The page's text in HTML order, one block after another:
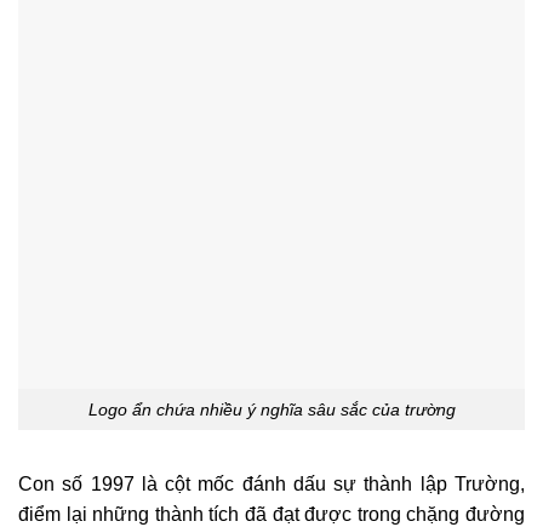
Logo ẩn chứa nhiều ý nghĩa sâu sắc của trường
Con số 1997 là cột mốc đánh dấu sự thành lập Trường,
điểm lại những thành tích đã đạt được trong chặng đường